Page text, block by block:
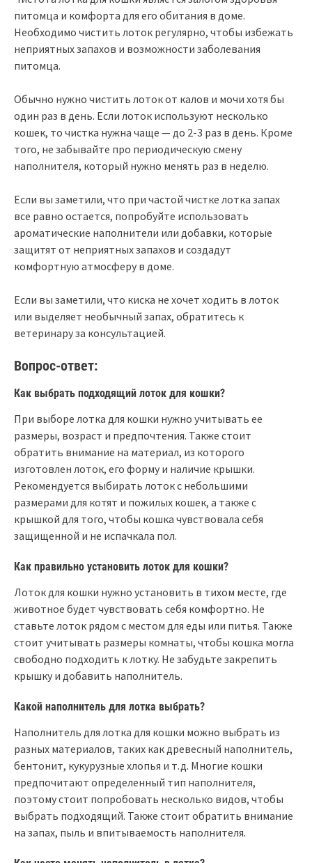
питомца и комфорта для его обитания в доме.
Необходимо чистить лоток регулярно, чтобы избежать
неприятных запахов и возможности заболевания
питомца.
Обычно нужно чистить лоток от калов и мочи хотя бы
один раз в день. Если лоток используют несколько
кошек, то чистка нужна чаще — до 2-3 раз в день. Кроме
того, не забывайте про периодическую смену
наполнителя, который нужно менять раз в неделю.
Если вы заметили, что при частой чистке лотка запах
все равно остается, попробуйте использовать
ароматические наполнители или добавки, которые
защитят от неприятных запахов и создадут
комфортную атмосферу в доме.
Если вы заметили, что киска не хочет ходить в лоток
или выделяет необычный запах, обратитесь к
ветеринару за консультацией.
Вопрос-ответ:
Как выбрать подходящий лоток для кошки?
При выборе лотка для кошки нужно учитывать ее
размеры, возраст и предпочтения. Также стоит
обратить внимание на материал, из которого
изготовлен лоток, его форму и наличие крышки.
Рекомендуется выбирать лоток с небольшими
размерами для котят и пожилых кошек, а также с
крышкой для того, чтобы кошка чувствовала себя
защищенной и не испачкала пол.
Как правильно установить лоток для кошки?
Лоток для кошки нужно установить в тихом месте, где
животное будет чувствовать себя комфортно. Не
ставьте лоток рядом с местом для еды или питья. Также
стоит учитывать размеры комнаты, чтобы кошка могла
свободно подходить к лотку. Не забудьте закрепить
крышку и добавить наполнитель.
Какой наполнитель для лотка выбрать?
Наполнитель для лотка для кошки можно выбрать из
разных материалов, таких как древесный наполнитель,
бентонит, кукурузные хлопья и т.д. Многие кошки
предпочитают определенный тип наполнителя,
поэтому стоит попробовать несколько видов, чтобы
выбрать подходящий. Также стоит обратить внимание
на запах, пыль и впитываемость наполнителя.